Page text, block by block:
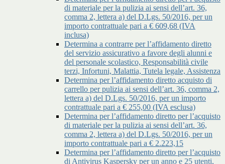
di materiale per la pulizia ai sensi dell’art. 36,
comma 2, lettera a) del D.Lgs. 50/2016, per un
importo contrattuale pari a € 609,68 (IVA
inclusa)
Determina a contrarre per l’affidamento diretto
del servizio assicurativo a favore degli alunni e
del personale scolastico, Responsabilità civile
terzi, Infortuni, Malattia, Tutela legale, Assistenza
Determina per l’affidamento diretto acquisto di
carrello per pulizia ai sensi dell’art. 36, comma 2,
lettera a) del D.Lgs. 50/2016, per un importo
contrattuale pari a € 255,00 (IVA esclusa)
Determina per l’affidamento diretto per l’acquisto
di materiale per la pulizia ai sensi dell’art. 36,
comma 2, lettera a) del D.Lgs. 50/2016, per un
importo contrattuale pari a € 2.223,15
Determina per l’affidamento diretto per l’acquisto
di Antivirus Kaspersky per un anno e 25 utenti,